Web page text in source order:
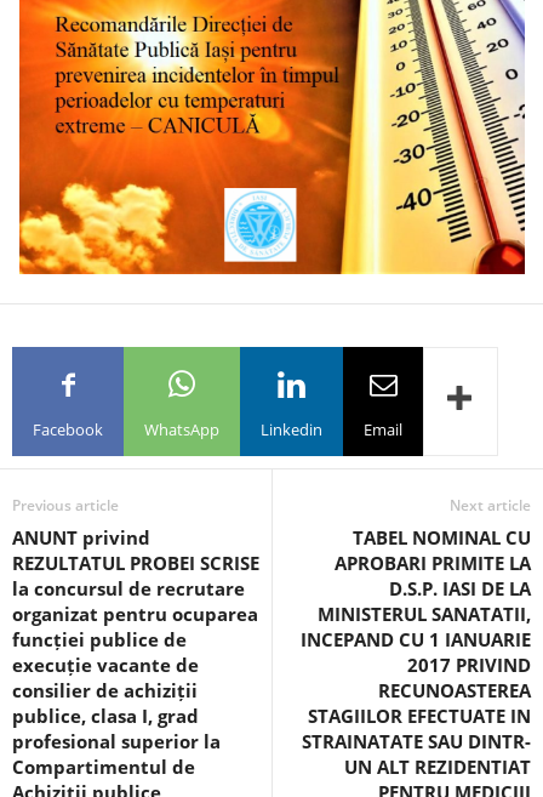
Facebook WhatsApp Linkedin Email
Previous article
ANUNT privind
REZULTATUL PROBEI SCRISE
la concursul de recrutare
organizat pentru ocuparea
funcției publice de
execuție vacante de
consilier de achiziții
publice, clasa I, grad
profesional superior la
Compartimentul de
Next article
TABEL NOMINAL CU
APROBARI PRIMITE LA
D.S.P. IASI DE LA
MINISTERUL SANATATII,
INCEPAND CU 1 IANUARIE
2017 PRIVIND
RECUNOASTEREA
STAGIILOR EFECTUATE IN
STRAINATATE SAU DINTR-
UN ALT REZIDENTIAT